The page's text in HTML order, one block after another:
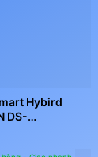
Hybird
DS-